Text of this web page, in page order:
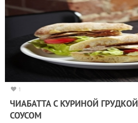
1
ЧИАБАТТА С КУРИНОЙ
СОУСОМ